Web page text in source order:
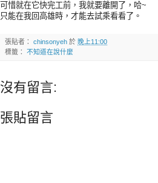
可惜就在它快完工前，我就要離開了，哈~
只能在我回高雄時，才能去試乘看看了。
張貼者： chinsonyeh 於 晚上11:00
標籤： 不知道在說什麼
沒有留言:
張貼留言